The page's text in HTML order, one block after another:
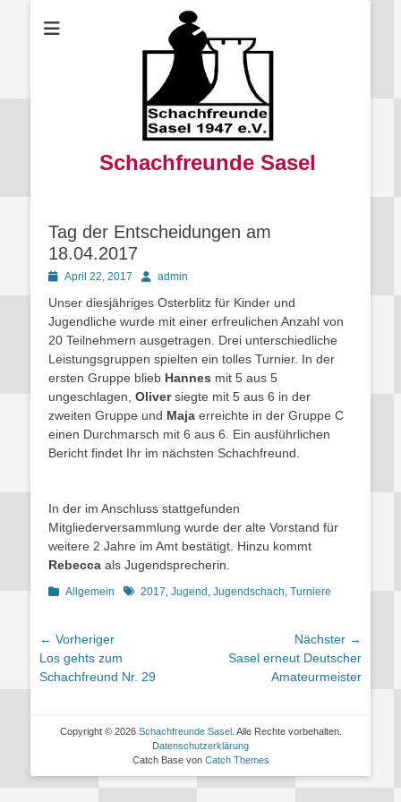
Schachfreunde Sasel
Tag der Entscheidungen am
18.04.2017
PostedApril 22, 2017 Autoradmin
Unser diesjähriges Osterblitz für Kinder und
Jugendliche wurde mit einer erfreulichen Anzahl von
20 Teilnehmern ausgetragen. Drei unterschiedliche
Leistungsgruppen spielten ein tolles Turnier. In der
ersten Gruppe blieb Hannes mit 5 aus 5
ungeschlagen, Oliversiegte mit 5 aus 6 in der
zweiten Gruppe und Maja erreichte in der Gruppe C
einen Durchmarsch mit 6 aus 6. Ein ausführlichen
Bericht findet Ihr im nächsten Schachfreund.
In der im Anschluss stattgefunden
Mitgliederversammlung wurde der alte Vorstand für
weitere 2 Jahre im Amt bestätigt. Hinzu kommt
Rebecca als Jugendsprecherin.
Kategorien
Allgemein Schlagworte
2017, Jugend , Jugendschach, Turniere
Beitragsnavigation
← Vorheriger
Vorheriger
Beitrag:
Los gehts zum
Schachfreund Nr. 29
Nächster →
NächsterSasel erneut Deutscher
Amateurmeister
Copyright © 2026 Schachfreunde Sasel. Alle Rechte vorbehalten.
Datenschutzerklärung
Catch Base von Catch Themes